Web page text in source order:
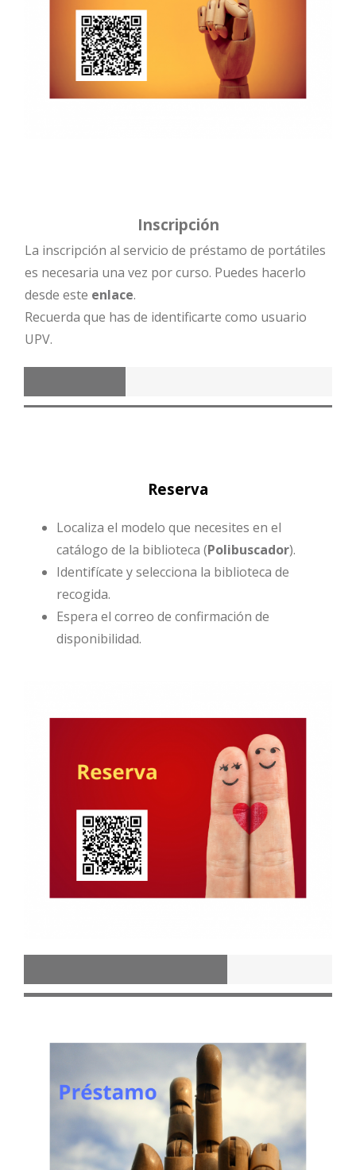
Inscripción
La inscripción al servicio de préstamo de portátiles
es necesaria una vez por curso. Puedes hacerlo
desde este enlace.
Recuerda que has de identificarte como usuario
UPV.
Reserva
Localiza el modelo que necesites en el
catálogo de la biblioteca (Polibuscador).
Identifícate y selecciona la biblioteca de
recogida.
Espera el correo de confirmación de
disponibilidad.